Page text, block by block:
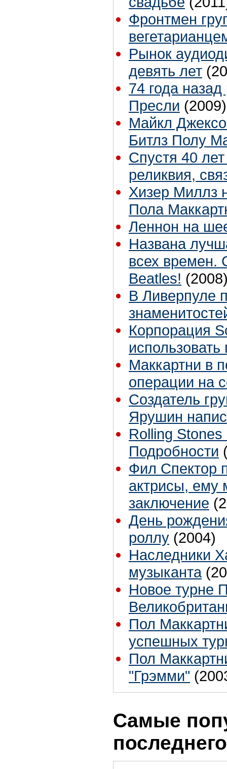
Фронтмен
Рынок
девять лет
74 года
Пресли (2009)
Майкл
Битлз Полу
Спустя 40
реликвия,
Хизер Миллз
Пола
Леннон на
Названа
всех времен.
Beatles!
В Ливерпуле
Корпорация
Маккартни в
операции на
Создатель
Ярушин
Rolling
Подробности
Фил Спектор
актрисы, ему
заключение
День
роллу (2004)
Наследники
музыканта
Новое турне
Пол
успешных
Пол
"Грэмми"
Самые